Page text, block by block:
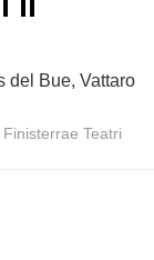
del Bue, Vattaro
Finisterrae Teatri